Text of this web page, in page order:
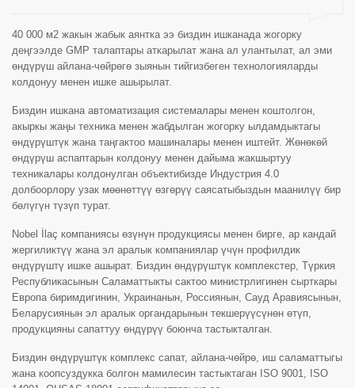
40 000 м2 жакын жабык аянтка ээ биздин ишканада жогорку
деңгээлде GMP талаптары аткарылат жана ал улантылат, ал эми
өндүрүш айлана-чөйрөгө зыянын тийгизбеген технологияларды
колдонуу менен ишке ашырылат.
Биздин ишкана автоматизация системалары менен коштолгон,
акыркы жаңы техника менен жабдылган жогорку ылдамдыктагы
өндүрүштүк жана таңгактоо машиналары менен иштейт. Жөнөкөй
өндүрүш аспаптарын колдонуу менен дайыма жакшыртуу
техникалары колдонулган объектибизде Индустрия 4.0
долбоорлору узак мөөнөттүү өзгөрүү саясатыбыздын маанилүү бир
бөлүгүн түзүп турат.
Nobel İlaç компаниясы өзүнүн продукциясы менен бирге, ар кандай
жергиликтүү жана эл аралык компаниялар үчүн профилдик
өндүрүштү ишке ашырат. Биздин өндүрүштүк комплекстер, Түркия
Республикасынын Саламаттыкты сактоо министрлигинен сырткары
Европа биримдигинин, Украинанын, Россиянын, Сауд Аравиясынын,
Беларусиянын эл аралык органдарынын текшерүүсүнөн өтүп,
продукцияны сапаттуу өндүрүү боюнча тастыкталган.
Биздин өндүрүштүк комплекс сапат, айлана-чөйрө, иш саламаттыгы
жана коопсуздукка болгон мамилесин тастыктаган ISO 9001, ISO